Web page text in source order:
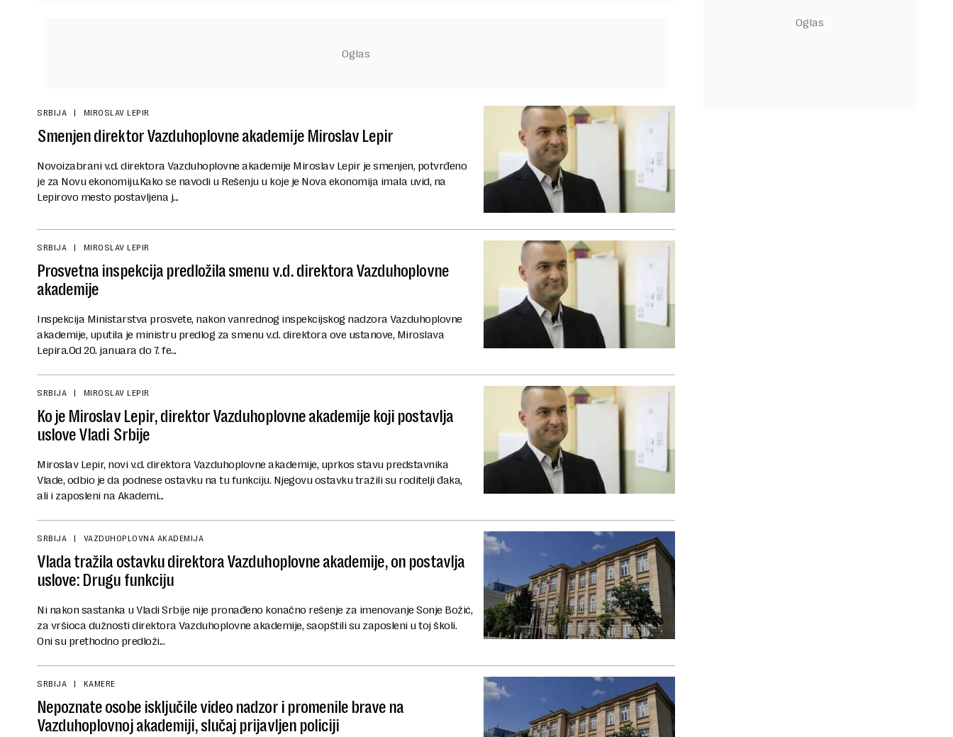
SRBIJA MIROSLAV LEPIR
Smenjen direktor Vazduhoplovne akademije Miroslav Lepir
Novoizabrani v.d. direktora Vazduhoplovne akademije Miroslav Lepir je smenjen, potvrđeno
je za Novu ekonomiju.Kako se navodi u Rešenju u koje je Nova ekonomija imala uvid, na
Lepirovo mesto postavljena j...
SRBIJA MIROSLAV LEPIR
Prosvetna inspekcija predložila smenu v.d. direktora Vazduhoplovne
akademije
Inspekcija Ministarstva prosvete, nakon vanrednog inspekcijskog nadzora Vazduhoplovne
akademije, uputila je ministru predlog za smenu v.d. direktora ove ustanove, Miroslava
Lepira.Od 20. januara do 7. fe...
SRBIJA MIROSLAV LEPIR
Ko je Miroslav Lepir, direktor Vazduhoplovne akademije koji postavlja
uslove Vladi Srbije
Miroslav Lepir, novi v.d. direktora Vazduhoplovne akademije, uprkos stavu predstavnika
Vlade, odbio je da podnese ostavku na tu funkciju. Njegovu ostavku tražili su roditelji đaka,
ali i zaposleni na Akademi...
SRBIJA VAZDUHOPLOVNA AKADEMIJA
Vlada tražila ostavku direktora Vazduhoplovne akademije, on postavlja
uslove: Drugu funkciju
Ni nakon sastanka u Vladi Srbije nije pronađeno konačno rešenje za imenovanje Sonje Božić,
za vršioca dužnosti direktora Vazduhoplovne akademije, saopštili su zaposleni u toj školi.
Oni su prethodno predloži...
SRBIJA KAMERE
Nepoznate osobe isključile video nadzor i promenile brave na
Vazduhoplovnoj akademiji, slučaj prijavljen policiji